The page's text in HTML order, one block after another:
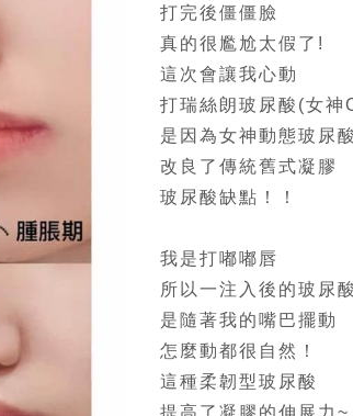
打完後僵僵臉
真的很尷尬太假了!
這次會讓我心動
打瑞絲朗玻尿酸(女神
是因為女神動態玻尿酸
改良了傳統舊式凝膠
玻尿酸缺點！！
我是打嘟嘟唇
所以一注入後的玻尿酸
是隨著我的嘴巴擺動
怎麼動都很自然！
這種柔韌型玻尿酸
提高了凝膠的伸展力~